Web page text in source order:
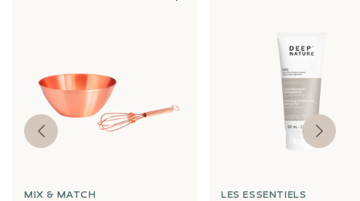
MIX & MATCH LES ESSENTIELS